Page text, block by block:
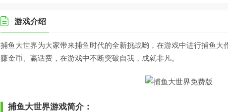
游戏介绍
捕鱼大世界为大家带来捕鱼时代的全新挑战哟，在游戏中进行捕鱼大
赚金币、嬴话费，在游戏中不断突破自我，成就非凡。
捕鱼大世界游戏简介：